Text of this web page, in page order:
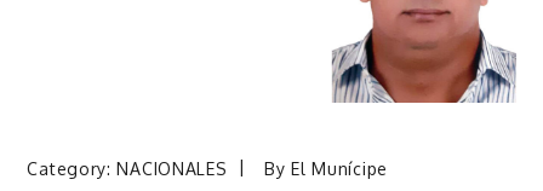
Category:NACIONALES ByEl Munícipe